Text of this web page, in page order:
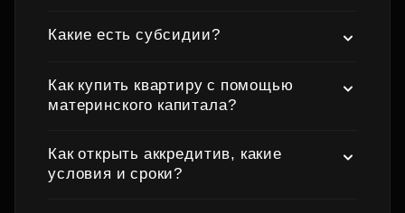
Какие есть субсидии?
Как купить квартиру с помощью
материнского капитала?
Как открыть аккредитив, какие
условия и сроки?